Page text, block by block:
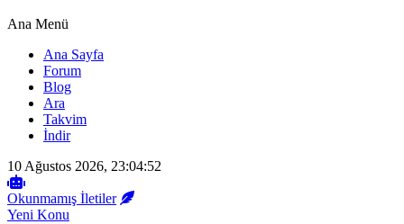
Ana Menü
Ana Sayfa
Forum
Blog
Ara
Takvim
İndir
10 Ağustos 2026, 23:04:52
Okunmamış İletiler
Yeni Konu